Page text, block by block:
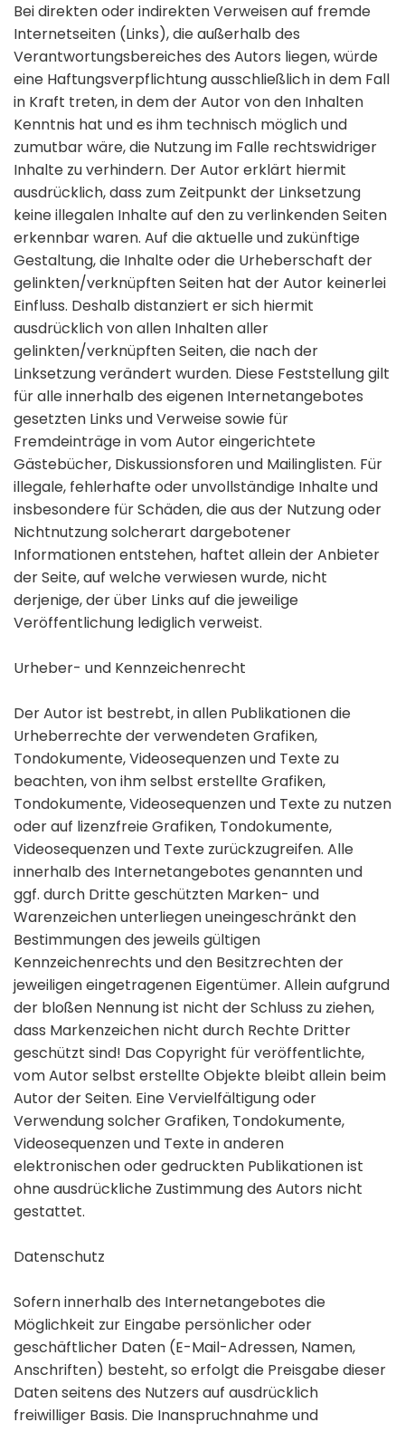
Bei direkten oder indirekten Verweisen auf fremde
Internetseiten (Links), die außerhalb des
Verantwortungsbereiches des Autors liegen, würde
eine Haftungsverpflichtung ausschließlich in dem Fall
in Kraft treten, in dem der Autor von den Inhalten
Kenntnis hat und es ihm technisch möglich und
zumutbar wäre, die Nutzung im Falle rechtswidriger
Inhalte zu verhindern. Der Autor erklärt hiermit
ausdrücklich, dass zum Zeitpunkt der Linksetzung
keine illegalen Inhalte auf den zu verlinkenden Seiten
erkennbar waren. Auf die aktuelle und zukünftige
Gestaltung, die Inhalte oder die Urheberschaft der
gelinkten/verknüpften Seiten hat der Autor keinerlei
Einfluss. Deshalb distanziert er sich hiermit
ausdrücklich von allen Inhalten aller
gelinkten/verknüpften Seiten, die nach der
Linksetzung verändert wurden. Diese Feststellung gilt
für alle innerhalb des eigenen Internetangebotes
gesetzten Links und Verweise sowie für
Fremdeinträge in vom Autor eingerichtete
Gästebücher, Diskussionsforen und Mailinglisten. Für
illegale, fehlerhafte oder unvollständige Inhalte und
insbesondere für Schäden, die aus der Nutzung oder
Nichtnutzung solcherart dargebotener
Informationen entstehen, haftet allein der Anbieter
der Seite, auf welche verwiesen wurde, nicht
derjenige, der über Links auf die jeweilige
Veröffentlichung lediglich verweist.
Urheber- und Kennzeichenrecht
Der Autor ist bestrebt, in allen Publikationen die
Urheberrechte der verwendeten Grafiken,
Tondokumente, Videosequenzen und Texte zu
beachten, von ihm selbst erstellte Grafiken,
Tondokumente, Videosequenzen und Texte zu nutzen
oder auf lizenzfreie Grafiken, Tondokumente,
Videosequenzen und Texte zurückzugreifen. Alle
innerhalb des Internetangebotes genannten und
ggf. durch Dritte geschützten Marken- und
Warenzeichen unterliegen uneingeschränkt den
Bestimmungen des jeweils gültigen
Kennzeichenrechts und den Besitzrechten der
jeweiligen eingetragenen Eigentümer. Allein aufgrund
der bloßen Nennung ist nicht der Schluss zu ziehen,
dass Markenzeichen nicht durch Rechte Dritter
geschützt sind! Das Copyright für veröffentlichte,
vom Autor selbst erstellte Objekte bleibt allein beim
Autor der Seiten. Eine Vervielfältigung oder
Verwendung solcher Grafiken, Tondokumente,
Videosequenzen und Texte in anderen
elektronischen oder gedruckten Publikationen ist
ohne ausdrückliche Zustimmung des Autors nicht
gestattet.
Datenschutz
Sofern innerhalb des Internetangebotes die
Möglichkeit zur Eingabe persönlicher oder
geschäftlicher Daten (E-Mail-Adressen, Namen,
Anschriften) besteht, so erfolgt die Preisgabe dieser
Daten seitens des Nutzers auf ausdrücklich
freiwilliger Basis. Die Inanspruchnahme und